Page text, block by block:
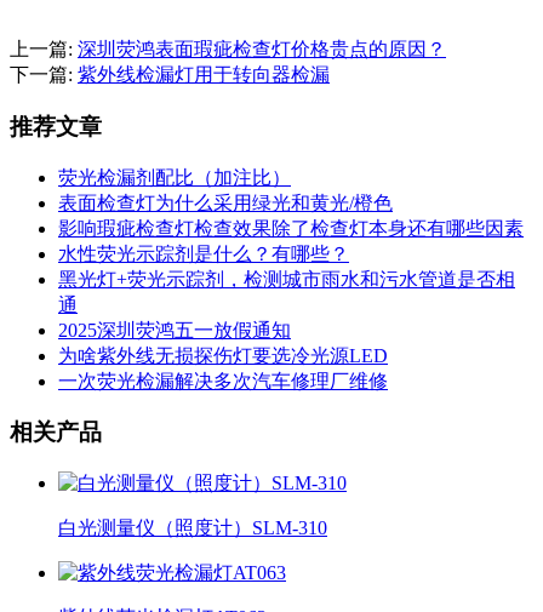
上一篇: 深圳荧鸿表面瑕疵检查灯价格贵点的原因？
下一篇: 紫外线检漏灯用于转向器检漏
推荐文章
荧光检漏剂配比（加注比）
表面检查灯为什么采用绿光和黄光/橙色
影响瑕疵检查灯检查效果除了检查灯本身还有哪些因素
水性荧光示踪剂是什么？有哪些？
黑光灯+荧光示踪剂，检测城市雨水和污水管道是否相
通
2025深圳荧鸿五一放假通知
为啥紫外线无损探伤灯要选冷光源LED
一次荧光检漏解决多次汽车修理厂维修
相关产品
白光测量仪（照度计）SLM-310